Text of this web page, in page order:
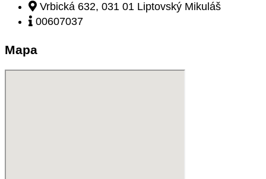
Vrbická 632, 031 01 Liptovský Mikuláš
00607037
Mapa